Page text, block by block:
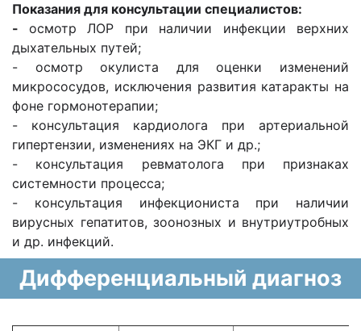
Показания для консультации специалистов:
- осмотр ЛОР при наличии инфекции верхних
дыхательных путей;
- осмотр окулиста для оценки изменений
микрососудов, исключения развития катаракты на
фоне гормонотерапии;
- консультация кардиолога при артериальной
гипертензии, изменениях на ЭКГ и др.;
- консультация ревматолога при признаках
системности процесса;
- консультация инфекциониста при наличии
вирусных гепатитов, зоонозных и внутриутробных
и др. инфекций.
Дифференциальный диагноз